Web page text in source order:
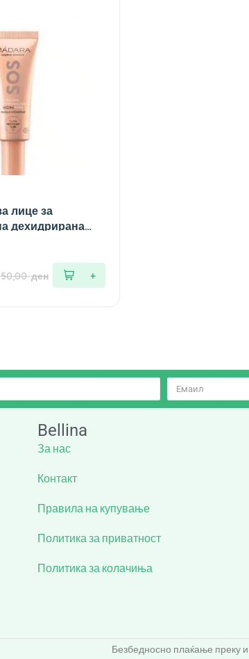
лице за
дехидрирана
ден
Bellina
За нас
Контакт
Правила на купување
Политика за приватност
Политика за колачиња
Безбедносно плаќање преку